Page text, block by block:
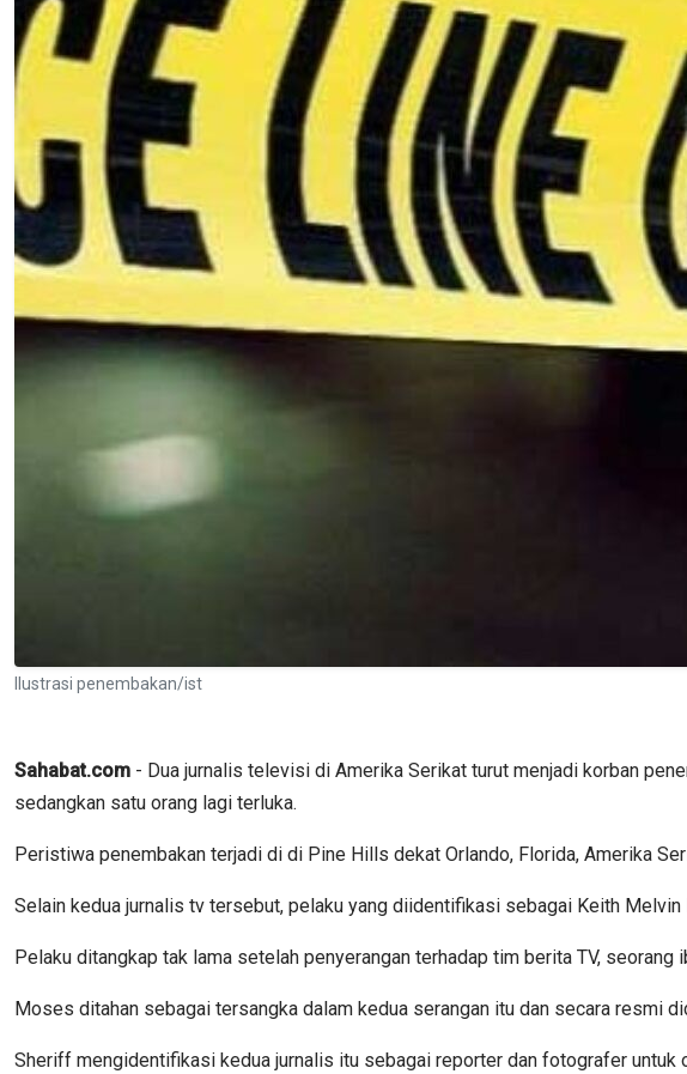
Ilustrasi penembakan/ist
Sahabat.com - Dua jurnalis televisi di Amerika Serikat turut menjadi korban
sedangkan satu orang lagi terluka.
Peristiwa penembakan terjadi di di Pine Hills dekat Orlando, Florida, Amerika
Selain kedua jurnalis tv tersebut, pelaku yang diidentifikasi sebagai Keith
Pelaku ditangkap tak lama setelah penyerangan terhadap tim berita TV, seorang
Moses ditahan sebagai tersangka dalam kedua serangan itu dan secara resmi
Sheriff mengidentifikasi kedua jurnalis itu sebagai reporter dan fotografer